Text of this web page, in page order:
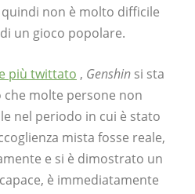
non è molto difficile
un gioco popolare.
più twittato , Genshin si sta
molte persone non
nel periodo in cui è stato
mista fosse reale,
e si è dimostrato un
è immediatamente